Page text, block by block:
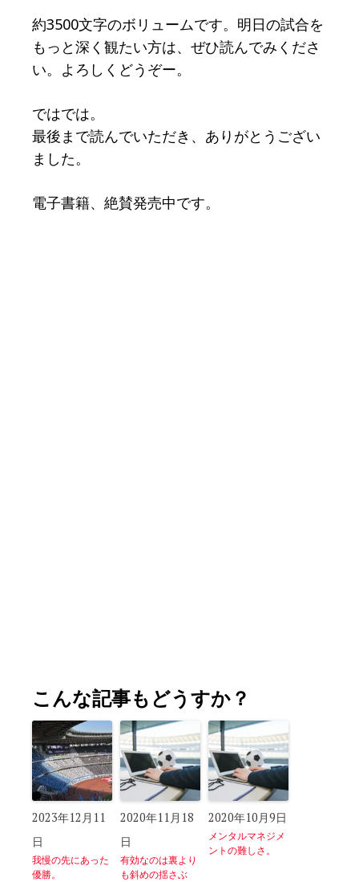
約3500文字のボリュームです。明日の試合を
もっと深く観たい方は、ぜひ読んでみくださ
い。よろしくどうぞー。
ではでは。
最後まで読んでいただき、ありがとうござい
ました。
電子書籍、絶賛発売中です。
こんな記事もどうすか？
2023年12月11
日
我慢の先にあった
優勝。
2020年11月18
日
有効なのは裏より
も斜めの揺さぶ
2020年10月9日
メンタルマネジメ
ントの難しさ。